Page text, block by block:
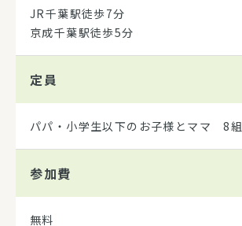
JR千葉駅徒歩7分
京成千葉駅徒歩5分
定員
パパ・小学生以下のお子様とママ 8組
参加費
無料